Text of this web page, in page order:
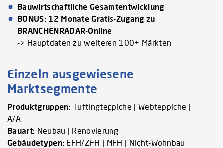
Bauwirtschaftliche Gesamtentwicklung
BONUS: 12 Monate Gratis-Zugang zu
BRANCHENRADAR-Online
-> Hauptdaten zu weiteren 100+ Märkten
Einzeln ausgewiesene
Marktsegmente
Produktgruppen: Tuftingteppiche | Webteppiche |
A/A
Bauart: Neubau | Renovierung
Gebäudetypen: EFH/ZFH | MFH | Nicht-Wohnbau